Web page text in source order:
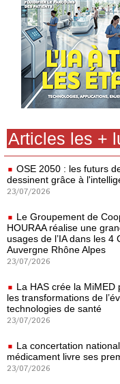
Articles les +
OSE 2050 : les futurs
dessinent grâce à
23/07/2026
Le Groupement de
HOURAA réalise une
usages de l’IA dans les 4
Auvergne Rhône Alpes
23/07/2026
La HAS crée la
les transformations de
technologies de santé
23/07/2026
La concertation
médicament livre ses
23/07/2026